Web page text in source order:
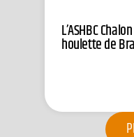
L’ASHBC
houlette de